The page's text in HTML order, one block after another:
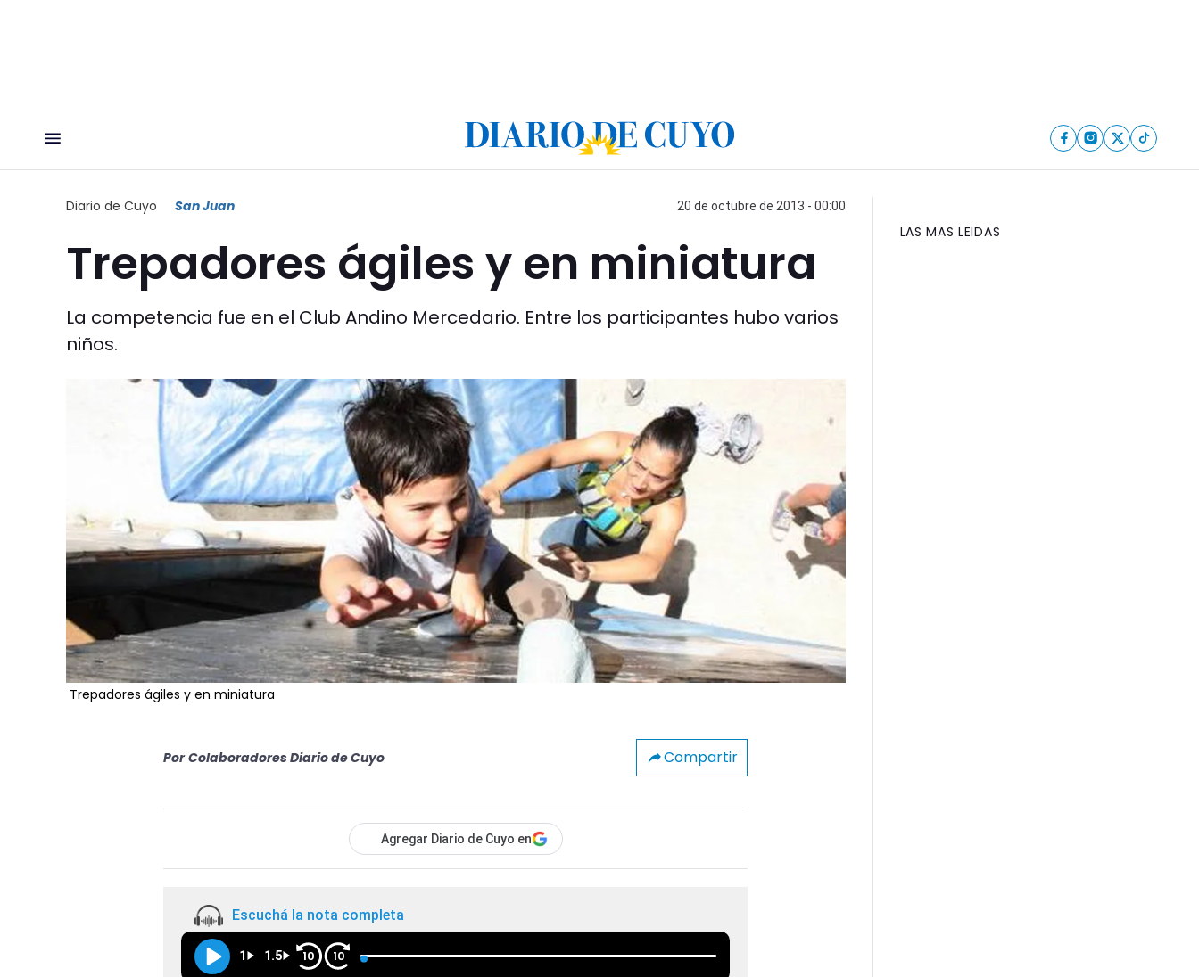
Diario de Cuyo San Juan 20 de octubre de 2013 - 00:00
Trepadores ágiles y en miniatura
La competencia fue en el Club Andino Mercedario. Entre los participantes hubo varios
niños.
Trepadores ágiles y en miniatura
Por Colaboradores Diario de Cuyo Compartir
Agregar Diario de Cuyo en
Escuchá la nota completa
1 1.5 10 10
LAS MAS LEIDAS